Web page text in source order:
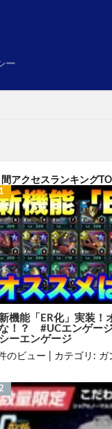
ー
間アクセスランキング
新機能「ER化」実装！
！？ #UCエンゲー
シーエンゲージ
のビュー カテゴリ: ガ